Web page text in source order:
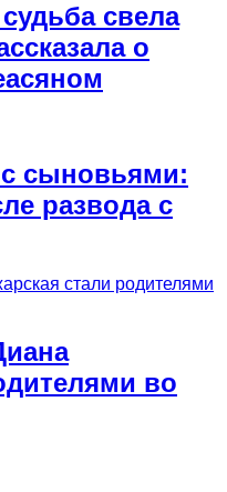
свела
о
сыновьями:
развода с
во